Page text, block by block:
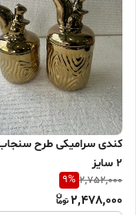
کندی سرامیکی طرح
۲ سایز
2,752,000
9%
2,478,000